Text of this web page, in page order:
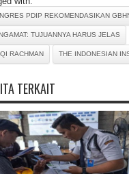
PDIP REKOMENDASIKAN
TUJUANNYA HARUS JELAS
RACHMAN THE INDONESIAN
TERKAIT